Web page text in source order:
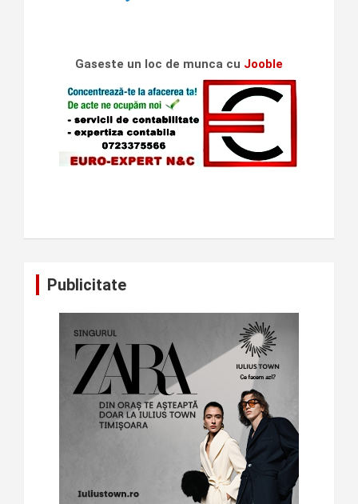
Gaseste un loc de munca cu Jooble
Publicitate